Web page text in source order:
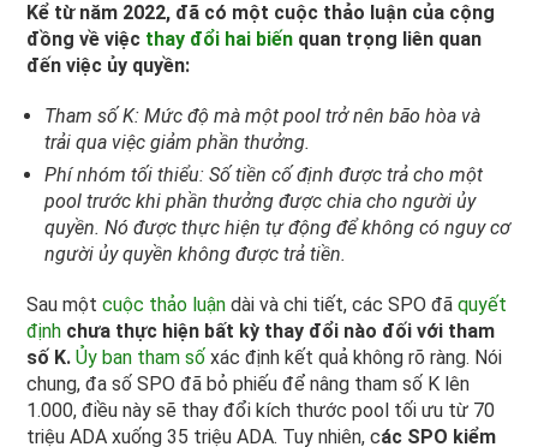
Kể từ năm 2022, đã có một cuộc thảo luận của cộng
đồng về việc thay đổi hai biến quan trọng liên quan
đến việc ủy quyền:
Tham số K: Mức độ mà một pool trở nên bão hòa và
trải qua việc giảm phần thưởng.
Phí nhóm tối thiểu: Số tiền cố định được trả cho một
pool trước khi phần thưởng được chia cho người ủy
quyền. Nó được thực hiện tự động để không có nguy cơ
người ủy quyền không được trả tiền.
Sau một cuộc thảo luận dài và chi tiết, các SPO đã quyết
định chưa thực hiện bất kỳ thay đổi nào đối với tham
số K. Ủy ban tham số xác định kết quả không rõ ràng. Nói
chung, đa số SPO đã bỏ phiếu để nâng tham số K lên
1.000, điều này sẽ thay đổi kích thước pool tối ưu từ 70
triệu ADA xuống 35 triệu ADA. Tuy nhiên, các SPO kiểm